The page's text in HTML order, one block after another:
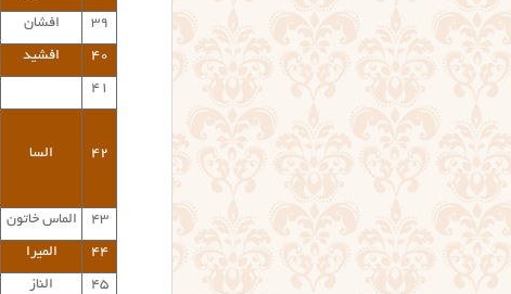
۳۹ افشان
۴۰ افشید
۴۱
۴۲ السا
۴۳ الماس خاتون
۴۴ المیرا
۴۵ الناز